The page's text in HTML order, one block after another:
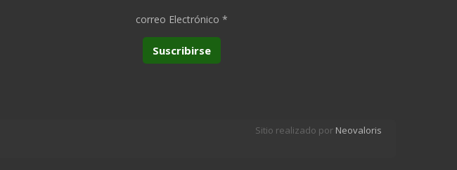
correo Electrónico *
Sitio realizado por Neovaloris